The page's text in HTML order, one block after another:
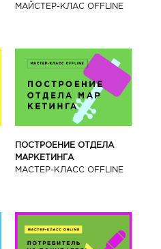
МАЙСТЕР-КЛАС OFFLINE
ПОСТРОЕНИЕ ОТДЕЛА
МАРКЕТИНГА
МАСТЕР-КЛАСС OFFLINE